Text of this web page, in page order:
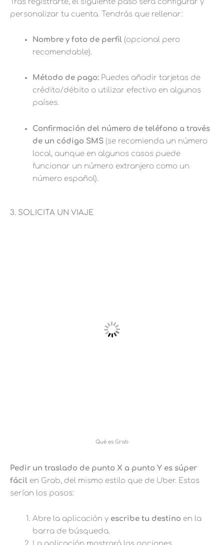
personalizar tu cuenta. Tendrás que rellenar:
Nombre y foto de perfil (opcional pero
recomendable).
Método de pago: Puedes añadir tarjetas de
crédito/débito o utilizar efectivo en algunos
países.
Confirmación del número de teléfono a través
de un código SMS (se recomienda un número
local, aunque en algunos casos puede
funcionar un número extranjero como un
número español).
3. SOLICITA UN VIAJE
Qué es Grab
Pedir un traslado de punto X a punto Y es súper
fácil en Grab, del mismo estilo que de Uber. Estos
serían los pasos:
Abre la aplicación y escribe tu destino en la
barra de búsqueda.